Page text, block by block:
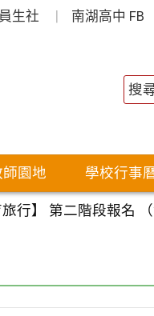
員生社 南湖高中 FB
師園地 學校行事
行】 第二階段報名 （